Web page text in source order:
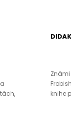
Známi
knihe